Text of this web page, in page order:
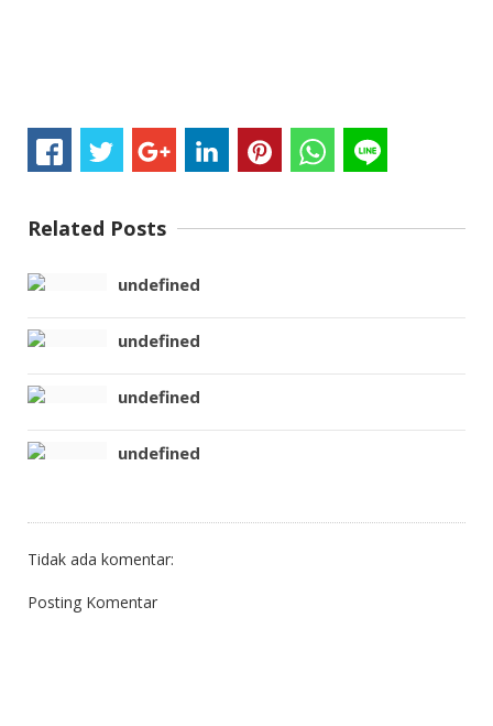
Related Posts
undefined
undefined
undefined
undefined
Tidak ada komentar:
Posting Komentar